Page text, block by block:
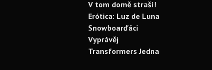
V tom domě straší!
Erótica: Luz de Luna
Snowboarďáci
Vyprávěj
Transformers Jedna